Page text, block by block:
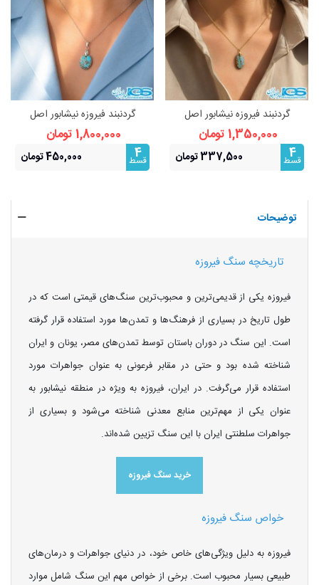
گردنبند فیروزه نیشابور اصل
(بازنجیر استیل)
1,350,000 تومان
4
قسط 337,500 تومان
گردنبند فیروزه نیشابور اصل
(بازنجیر استیل)
1,800,000 تومان
4
قسط 450,000 تومان
توضیحات
تاریخچه سنگ فیروزه
فیروزه یکی از قدیمی‌ترین و محبوب‌ترین سنگ‌های قیمتی است که در
طول تاریخ در بسیاری از فرهنگ‌ها و تمدن‌ها مورد استفاده قرار گرفته
است. این سنگ در دوران باستان توسط تمدن‌های مصر، یونان و ایران
شناخته شده بود و حتی در مقابر فرعونی به عنوان جواهرات مورد
استفاده قرار می‌گرفت. در ایران، فیروزه به ویژه در منطقه نیشابور به
عنوان یکی از مهم‌ترین منابع معدنی شناخته می‌شود و بسیاری از
جواهرات سلطنتی ایران با این سنگ تزیین شده‌اند.
خرید سنگ فیروزه
خواص سنگ فیروزه
فیروزه به دلیل ویژگی‌های خاص خود، در دنیای جواهرات و درمان‌های
طبیعی بسیار محبوب است. برخی از خواص مهم این سنگ شامل موارد